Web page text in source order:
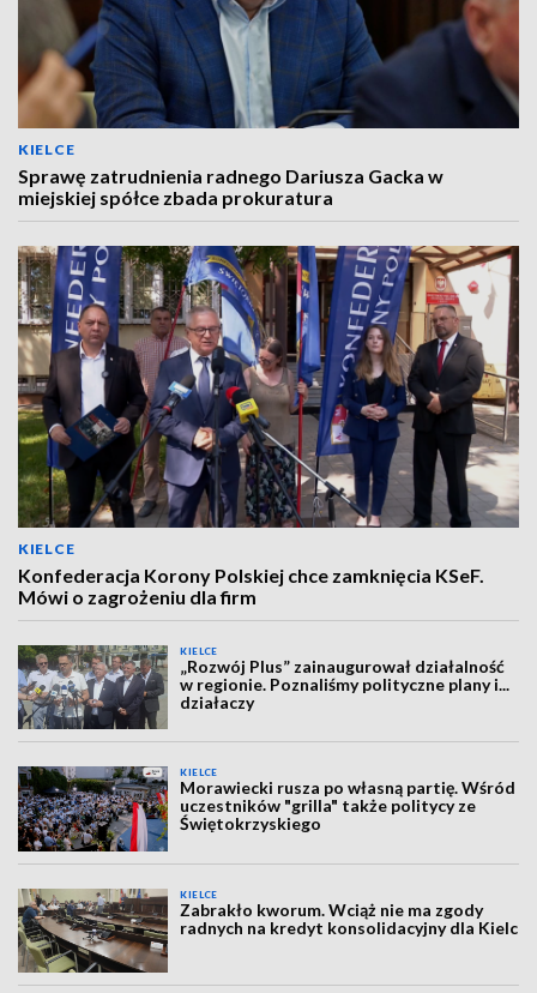
KIELCE
Sprawę zatrudnienia radnego Dariusza Gacka w
miejskiej spółce zbada prokuratura
KIELCE
Konfederacja Korony Polskiej chce zamknięcia KSeF.
Mówi o zagrożeniu dla firm
KIELCE
„Rozwój Plus” zainaugurował działalność
w regionie. Poznaliśmy polityczne plany i...
działaczy
KIELCE
Morawiecki rusza po własną partię. Wśród
uczestników "grilla" także politycy ze
Świętokrzyskiego
KIELCE
Zabrakło kworum. Wciąż nie ma zgody
radnych na kredyt konsolidacyjny dla Kielc